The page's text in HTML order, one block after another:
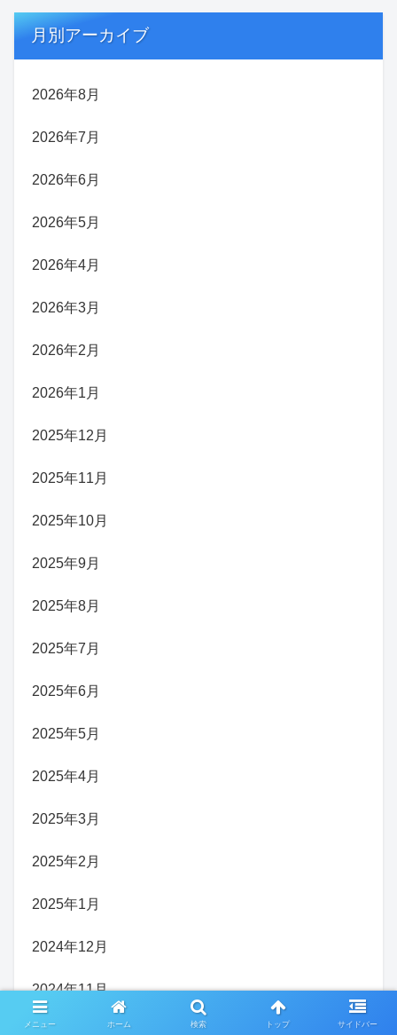
月別アーカイブ
2026年8月
2026年7月
2026年6月
2026年5月
2026年4月
2026年3月
2026年2月
2026年1月
2025年12月
2025年11月
2025年10月
2025年9月
2025年8月
2025年7月
2025年6月
2025年5月
2025年4月
2025年3月
2025年2月
2025年1月
2024年12月
2024年11月
2024年10月
メニュー ホーム 検索 トップ サイドバー